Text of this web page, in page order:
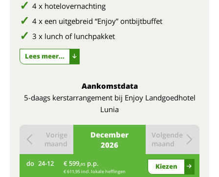
4 x hotelovernachting
4 x een uitgebreid “Enjoy” ontbijtbuffet
3 x lunch of lunchpakket
Lees meer...
Aankomstdata
5-daags kerstarrangement bij Enjoy Landgoedhotel
Lunia
December
2026
Vorige
maand
Volgende
maand
do 24-12 € 599,95 p.p.
€ 611,95 incl. lokale heffingen
Kiezen